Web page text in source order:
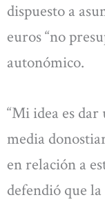
dispuesto a
euros “no
autonómico.
“Mi idea es dar
media
en relación a
defendió que